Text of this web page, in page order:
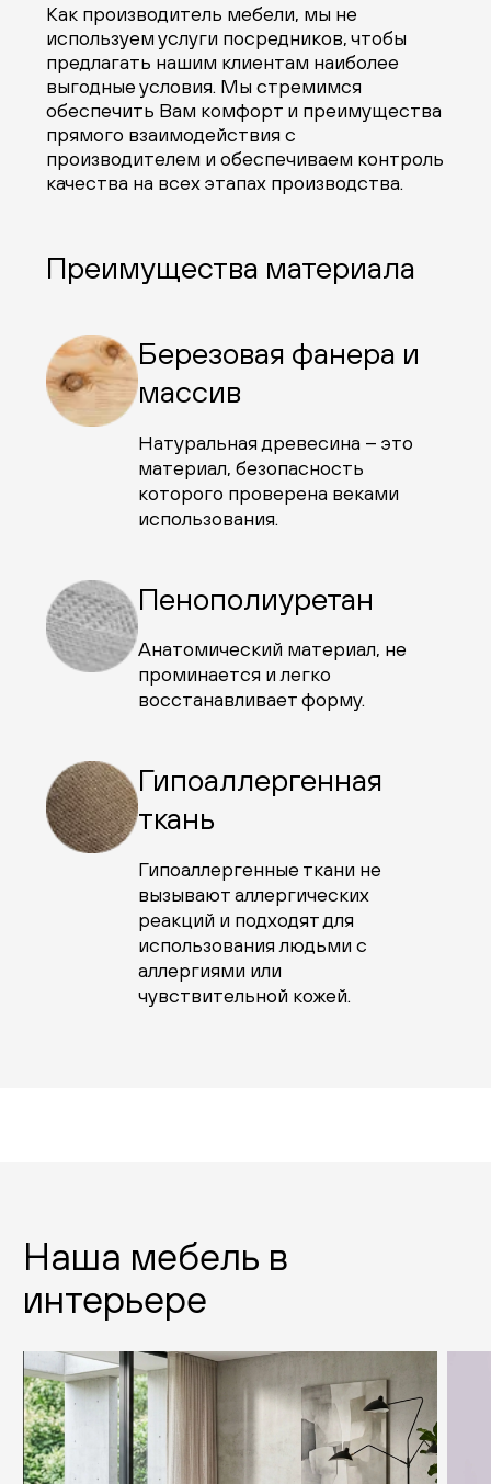
Как производитель мебели, мы не
используем услуги посредников, чтобы
предлагать нашим клиентам наиболее
выгодные условия. Мы стремимся
обеспечить Вам комфорт и преимущества
прямого взаимодействия с
производителем и обеспечиваем контроль
качества на всех этапах производства.
Преимущества материала
Березовая фанера и
массив
Натуральная древесина – это
материал, безопасность
которого проверена веками
использования.
Пенополиуретан
Анатомический материал, не
проминается и легко
восстанавливает форму.
Гипоаллергенная
ткань
Гипоаллергенные ткани не
вызывают аллергических
реакций и подходят для
использования людьми с
аллергиями или
чувствительной кожей.
Наша мебель в
интерьере